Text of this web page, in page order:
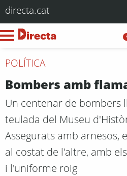
directa.cat
POLÍTICA
Bombers amb
Un centenar de bombers
teulada del Museu
Assegurats amb arnesos,
al costat de l'altre, amb
i l'uniforme roig